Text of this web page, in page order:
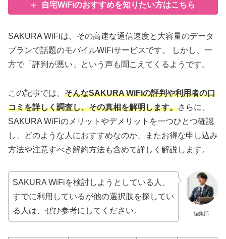
自宅WiFiのおすすめを知りたい方はこちら
SAKURA WiFiは、その高速な通信速度と大容量のデータ
プランで話題のモバイルWiFiサービスです。 しかし、一
方で「評判が悪い」という声も聞こえてくるようです。
この記事では、 そんなSAKURA WiFiの評判や利用者の口
コミを詳しく調査し、その真相を解明します。さらに、
SAKURA WiFiのメリットやデメリットを一つひとつ確認
し、どのような人におすすめなのか、またお得な申し込み
方法や注意すべき解約方法も含めて詳しく解説します。
編集部
SAKURA WiFiを検討しようとしている人、
すでに利用しているが他の選択肢を探してい
る人は、ぜひ参考にしてください。